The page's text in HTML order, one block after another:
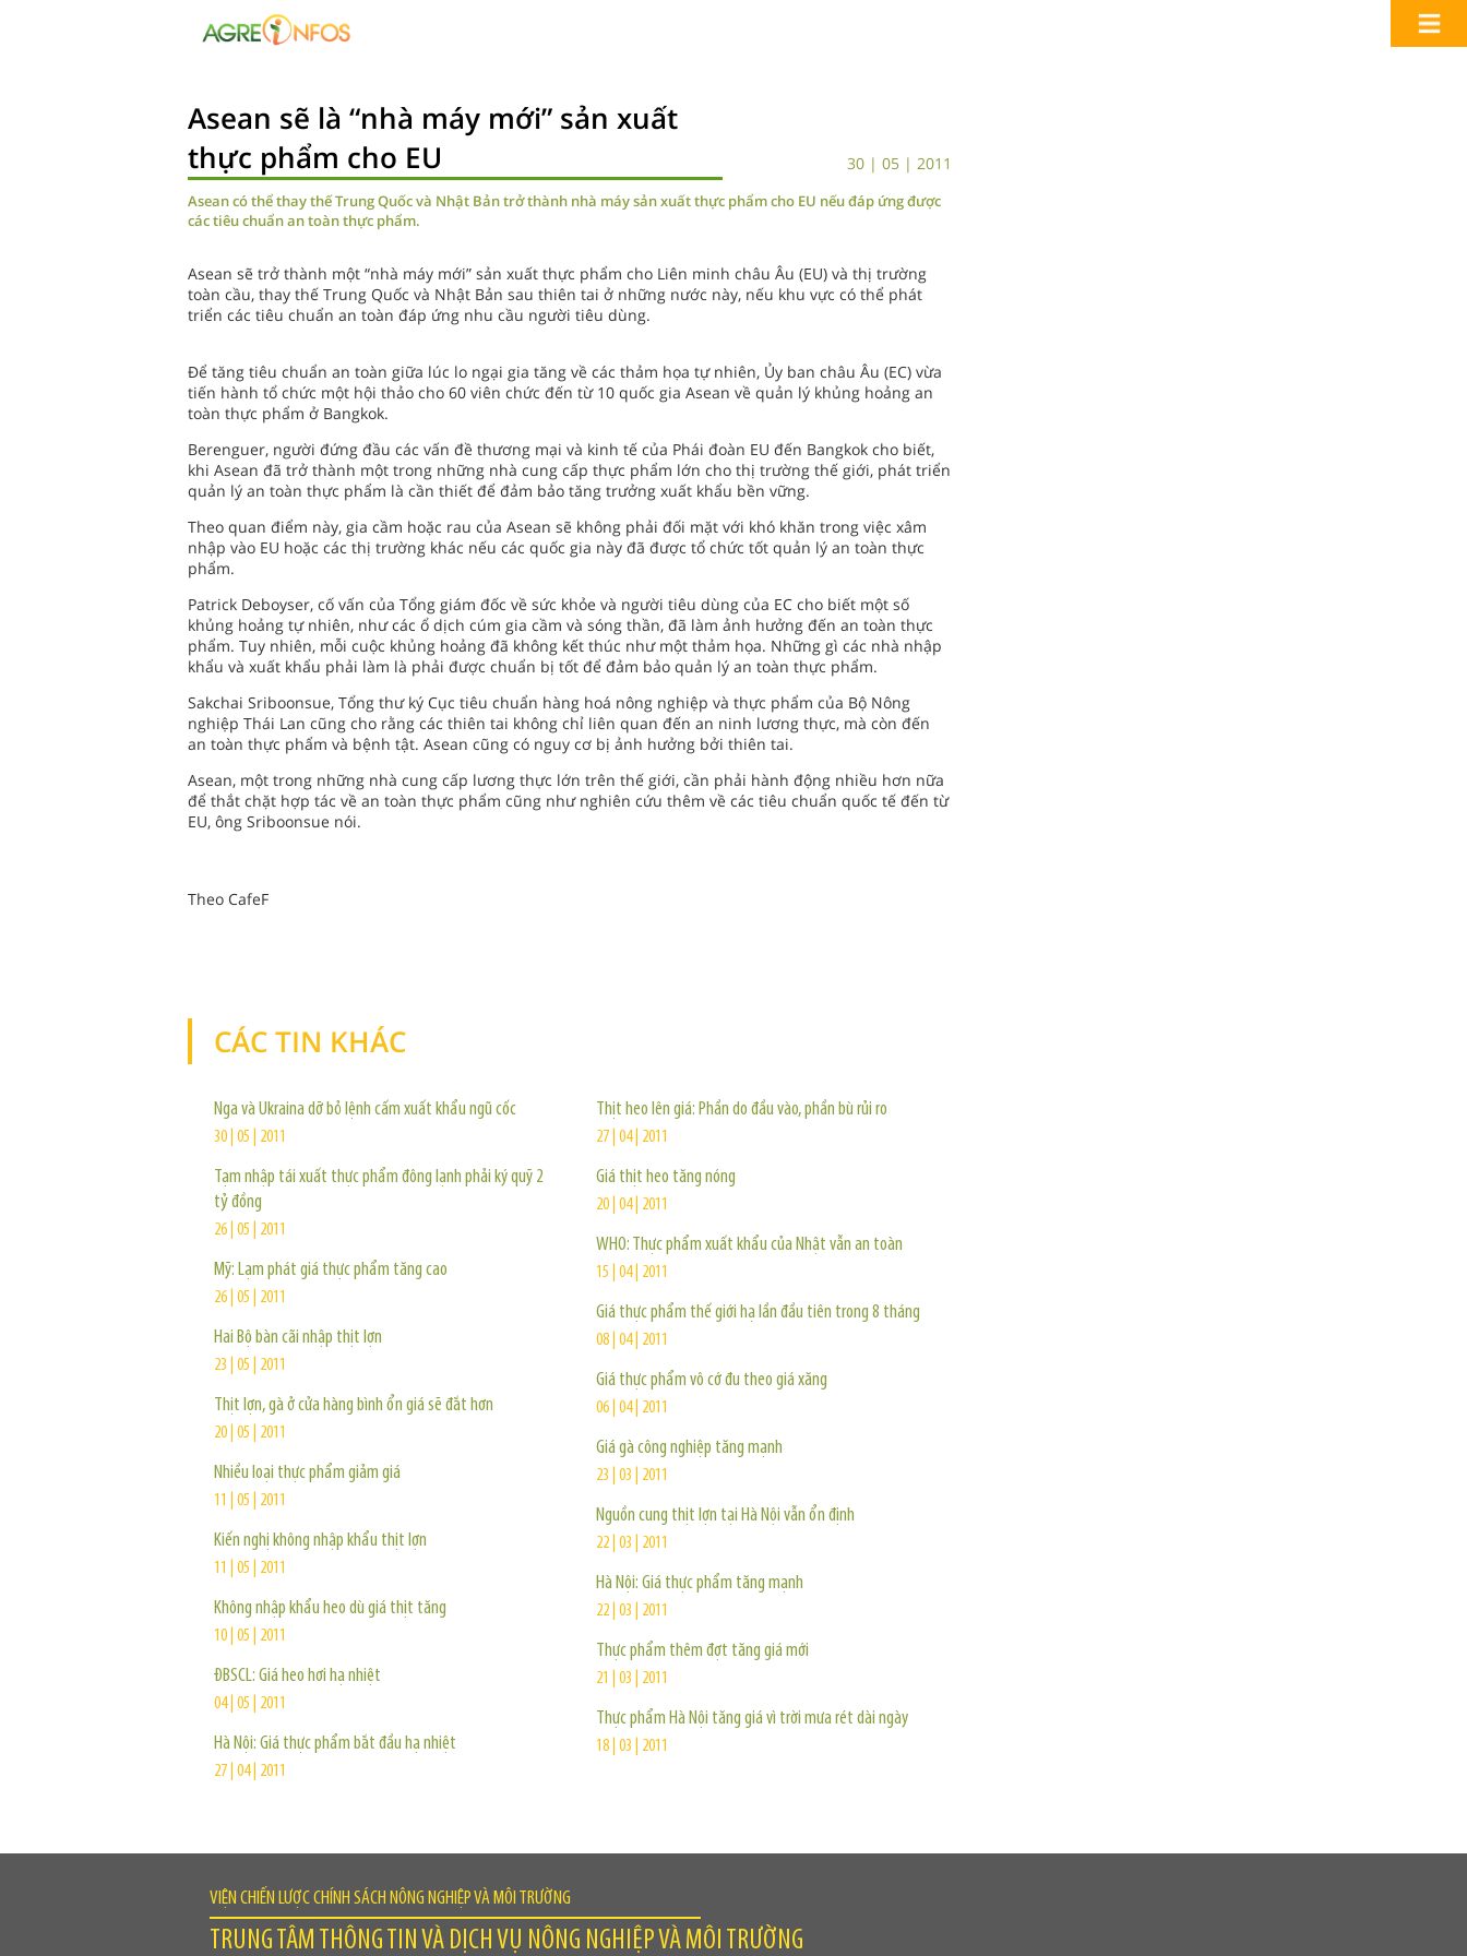
Asean sẽ là “nhà máy mới” sản xuất
thực phẩm cho EU
30 | 05 | 2011
Asean có thể thay thế Trung Quốc và Nhật Bản trở thành nhà máy sản xuất thực phẩm cho EU nếu đáp ứng được
các tiêu chuẩn an toàn thực phẩm.
Asean sẽ trở thành một “nhà máy mới” sản xuất thực phẩm cho Liên minh châu Âu (EU) và thị trường
toàn cầu, thay thế Trung Quốc và Nhật Bản sau thiên tai ở những nước này, nếu khu vực có thể phát
triển các tiêu chuẩn an toàn đáp ứng nhu cầu người tiêu dùng.
Để tăng tiêu chuẩn an toàn giữa lúc lo ngại gia tăng về các thảm họa tự nhiên, Ủy ban châu Âu (EC) vừa
tiến hành tổ chức một hội thảo cho 60 viên chức đến từ 10 quốc gia Asean về quản lý khủng hoảng an
toàn thực phẩm ở Bangkok.
Berenguer, người đứng đầu các vấn đề thương mại và kinh tế của Phái đoàn EU đến Bangkok cho biết,
khi Asean đã trở thành một trong những nhà cung cấp thực phẩm lớn cho thị trường thế giới, phát triển
quản lý an toàn thực phẩm là cần thiết để đảm bảo tăng trưởng xuất khẩu bền vững.
Theo quan điểm này, gia cầm hoặc rau của Asean sẽ không phải đối mặt với khó khăn trong việc xâm
nhập vào EU hoặc các thị trường khác nếu các quốc gia này đã được tổ chức tốt quản lý an toàn thực
phẩm.
Patrick Deboyser, cố vấn của Tổng giám đốc về sức khỏe và người tiêu dùng của EC cho biết một số
khủng hoảng tự nhiên, như các ổ dịch cúm gia cầm và sóng thần, đã làm ảnh hưởng đến an toàn thực
phẩm. Tuy nhiên, mỗi cuộc khủng hoảng đã không kết thúc như một thảm họa. Những gì các nhà nhập
khẩu và xuất khẩu phải làm là phải được chuẩn bị tốt để đảm bảo quản lý an toàn thực phẩm.
Sakchai Sriboonsue, Tổng thư ký Cục tiêu chuẩn hàng hoá nông nghiệp và thực phẩm của Bộ Nông
nghiệp Thái Lan cũng cho rằng các thiên tai không chỉ liên quan đến an ninh lương thực, mà còn đến
an toàn thực phẩm và bệnh tật. Asean cũng có nguy cơ bị ảnh hưởng bởi thiên tai.
Asean, một trong những nhà cung cấp lương thực lớn trên thế giới, cần phải hành động nhiều hơn nữa
để thắt chặt hợp tác về an toàn thực phẩm cũng như nghiên cứu thêm về các tiêu chuẩn quốc tế đến từ
EU, ông Sriboonsue nói.
Theo CafeF
CÁC TIN KHÁC
Nga và Ukraina dỡ bỏ lệnh cấm xuất khẩu ngũ cốc
30 | 05 | 2011
Tạm nhập tái xuất thực phẩm đông lạnh phải ký quỹ 2
tỷ đồng
26 | 05 | 2011
Mỹ: Lạm phát giá thực phẩm tăng cao
26 | 05 | 2011
Hai Bộ bàn cãi nhập thịt lợn
23 | 05 | 2011
Thịt lợn, gà ở cửa hàng bình ổn giá sẽ đắt hơn
20 | 05 | 2011
Nhiều loại thực phẩm giảm giá
11 | 05 | 2011
Kiến nghị không nhập khẩu thịt lợn
11 | 05 | 2011
Không nhập khẩu heo dù giá thịt tăng
10 | 05 | 2011
ĐBSCL: Giá heo hơi hạ nhiệt
04 | 05 | 2011
Hà Nội: Giá thực phẩm bắt đầu hạ nhiệt
27 | 04 | 2011
Thịt heo lên giá: Phần do đầu vào, phần bù rủi ro
27 | 04 | 2011
Giá thịt heo tăng nóng
20 | 04 | 2011
WHO: Thực phẩm xuất khẩu của Nhật vẫn an toàn
15 | 04 | 2011
Giá thực phẩm thế giới hạ lần đầu tiên trong 8 tháng
08 | 04 | 2011
Giá thực phẩm vô cớ đu theo giá xăng
06 | 04 | 2011
Giá gà công nghiệp tăng mạnh
23 | 03 | 2011
Nguồn cung thịt lợn tại Hà Nội vẫn ổn định
22 | 03 | 2011
Hà Nội: Giá thực phẩm tăng mạnh
22 | 03 | 2011
Thực phẩm thêm đợt tăng giá mới
21 | 03 | 2011
Thực phẩm Hà Nội tăng giá vì trời mưa rét dài ngày
18 | 03 | 2011
VIỆN CHIẾN LƯỢC CHÍNH SÁCH NÔNG NGHIỆP VÀ MÔI TRƯỜNG
TRUNG TÂM THÔNG TIN VÀ DỊCH VỤ NÔNG NGHIỆP VÀ MÔI TRƯỜNG